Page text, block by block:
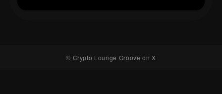
© Crypto Lounge Groove on X